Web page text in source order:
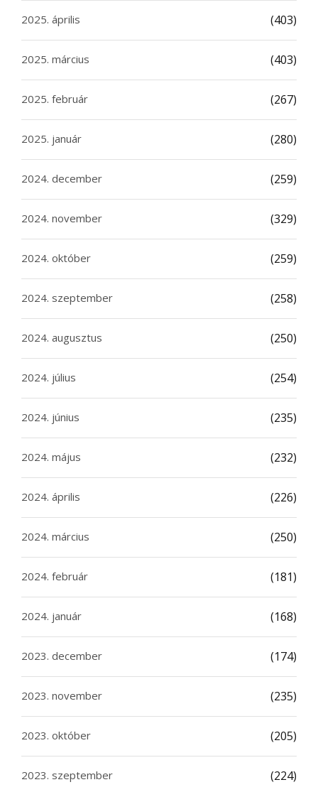
2025. április (403)
2025. március (403)
2025. február (267)
2025. január (280)
2024. december (259)
2024. november (329)
2024. október (259)
2024. szeptember (258)
2024. augusztus (250)
2024. július (254)
2024. június (235)
2024. május (232)
2024. április (226)
2024. március (250)
2024. február (181)
2024. január (168)
2023. december (174)
2023. november (235)
2023. október (205)
2023. szeptember (224)